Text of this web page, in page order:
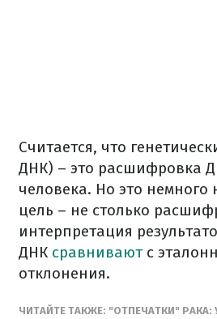
Считается, что
ДНК) – это расшифровка
человека. Но это немного
цель – не столько
интерпретация
ДНК сравнивают с
отклонения.
ЧИТАЙТЕ ТАКЖЕ: "ОТПЕЧАТКИ" РАКА: